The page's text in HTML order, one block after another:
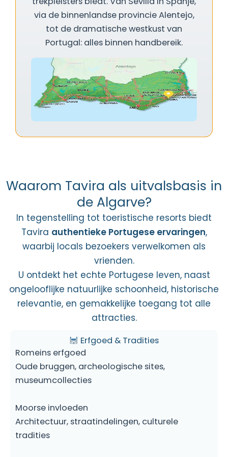
via de binnenlandse provincie Alentejo,
tot de dramatische westkust van
Portugal: alles binnen handbereik.
Waarom Tavira als uitvalsbasis in
de Algarve?
In tegenstelling tot toeristische resorts biedt
Tavira authentieke Portugese ervaringen,
waarbij locals bezoekers verwelkomen als
vrienden.
U ontdekt het echte Portugese leven, naast
ongelooflijke natuurlijke schoonheid, historische
relevantie, en gemakkelijke toegang tot alle
attracties.
Erfgoed & Tradities
Romeins erfgoed
Oude bruggen, archeologische sites,
museumcollecties
Moorse invloeden
Architectuur, straatindelingen, culturele
tradities